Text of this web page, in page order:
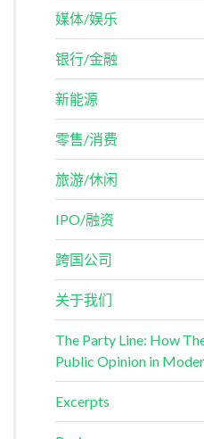
媒体/娱乐
银行/金融
新能源
零售/消费
旅游/休闲
IPO/融资
跨国公司
关于我们
The Party Line: How
Public Opinion in
Excerpts